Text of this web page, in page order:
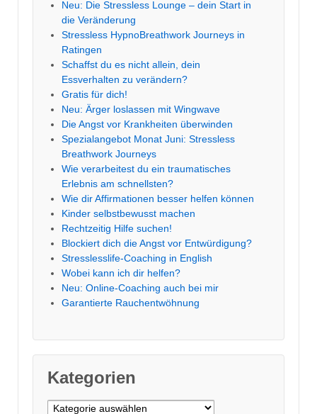
Neu: Die Stressless Lounge – dein Start in
die Veränderung
Stressless HypnoBreathwork Journeys in
Ratingen
Schaffst du es nicht allein, dein
Essverhalten zu verändern?
Gratis für dich!
Neu: Ärger loslassen mit Wingwave
Die Angst vor Krankheiten überwinden
Spezialangebot Monat Juni: Stressless
Breathwork Journeys
Wie verarbeitest du ein traumatisches
Erlebnis am schnellsten?
Wie dir Affirmationen besser helfen können
Kinder selbstbewusst machen
Rechtzeitig Hilfe suchen!
Blockiert dich die Angst vor Entwürdigung?
Stresslesslife-Coaching in English
Wobei kann ich dir helfen?
Neu: Online-Coaching auch bei mir
Garantierte Rauchentwöhnung
Kategorien
Kategorien